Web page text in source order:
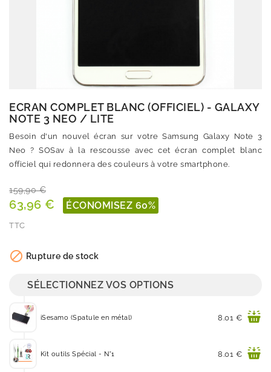
ECRAN COMPLET BLANC (OFFICIEL) - GALAXY
NOTE 3 NEO / LITE
Besoin d'un nouvel écran sur votre Samsung Galaxy Note 3
Neo ? SOSav à la rescousse avec cet écran complet blanc
officiel qui redonnera des couleurs à votre smartphone.
159,90 €
63,96 € ÉCONOMISEZ 60%
TTC
 Rupture de stock
SÉLECTIONNEZ VOS OPTIONS
iSesamo (Spatule en métal) Prix
8.01 €
Kit outils Spécial - N°1 Prix
8.01 €